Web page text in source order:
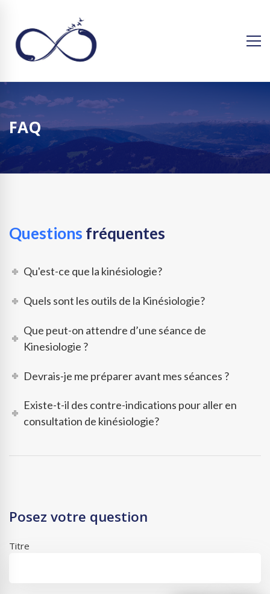
FAQ
Questions fréquentes
Qu'est-ce que la kinésiologie?
Quels sont les outils de la Kinésiologie?
Que peut-on attendre d’une séance de
Kinesiologie ?
Devrais-je me préparer avant mes séances ?
Existe-t-il des contre-indications pour aller en
consultation de kinésiologie?
Posez votre question
Titre